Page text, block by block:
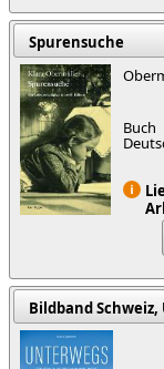
Spurensuche
Buch
Bildband